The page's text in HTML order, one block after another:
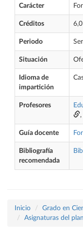
Carácter
Créditos 6,0
Periodo
Situación
Idioma de
impartición
Profesores
,
Guía docente
Bibliografía
recomendada
Inicio
Grado en
Asignaturas del